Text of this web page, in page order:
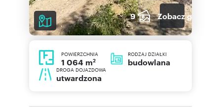
9 Zobacz galerię
POWIERZCHNIA
1 064 m2
RODZAJ DZIAŁKI
budowlana
DROGA DOJAZDOWA
utwardzona